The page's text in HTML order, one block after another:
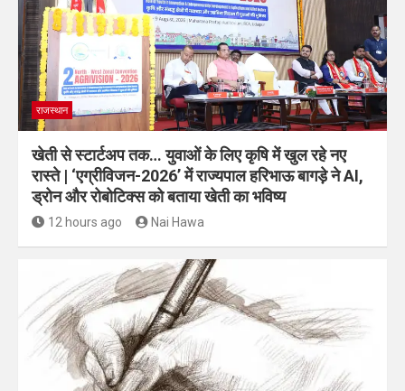
राजस्थान
खेती से स्टार्टअप तक… युवाओं के लिए कृषि में खुल रहे नए
रास्ते | ‘एग्रीविजन-2026’ में राज्यपाल हरिभाऊ बागड़े ने AI,
ड्रोन और रोबोटिक्स को बताया खेती का भविष्य
12 hours ago Nai Hawa